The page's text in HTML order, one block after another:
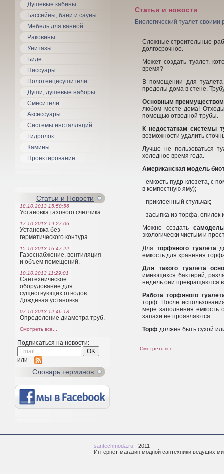
Душевые кабины
Бассейны, бани и сауны
Мебель для ванной
Раковины
Унитазы
Биде
Писсуары
Полотенцесушители
Души, душевые наборы
Смесители
Аксессуары
Системы инсталляций
Гидролок
Камины
Проектирование
Статьи и Новости
18.10.2013 15:50:56
Установка газового счетчика.
17.10.2013 19:27:06
Установка без
герметического контура.
15.10.2013 16:47:22
Газоснабжение, вентиляция
и объем помещений.
10.10.2013 11:29:01
Сантехническое
оборудование для
существующих отводов.
Дождевая установка.
07.10.2013 12:46:18
Определение диаметра труб.
Смотреть все...
Подписаться на новости:
или
Cловарь терминов
Статьи и новости
Биологический туалет своими
Сложные строительные
долгосрочное.
Может создать туалет,
время?
В помещении для
пределы дома в стене.
Основным преимуществом
любом месте дома!
помощью отводной трубы.
К недостаткам системы
возможности удалить
Лучше не пользоваться
холодное время года.
Американская модель
- емкость пудр-клозета, с
в компостную яму);
- приклеенный стульчак;
- засыпка из торфа, опилок
Можно создать
экологически чистым и
Для торфяного туалета
емкость для хранения
Для такого
туалета
имеющихся бактерий,
недель они превращаются
Работа торфяного
торф. После
мере заполнения емкость
запахи не проявляются.
Торф должен быть сухой
Смотреть все...
santechmoda.ru - 2011
Интернет-магазин модной сантехники ведущих